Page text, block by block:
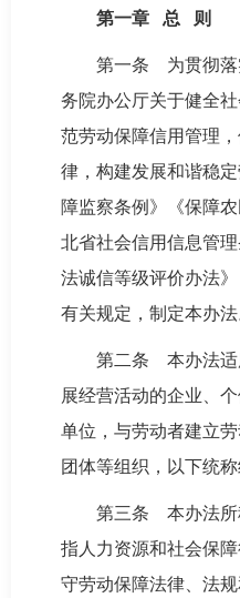
第一章 总 则
第一条 为贯彻落
务院办公厅关于健全
范劳动保障信用管理
律，构建发展和谐稳
障监察条例》《保障
北省社会信用信息管
法诚信等级评价办法
有关规定，制定本办法
第二条 本办法适
展经营活动的企业、
单位，与劳动者建立
团体等组织，以下统称
第三条 本办法所
指人力资源和社会保
守劳动保障法律、法